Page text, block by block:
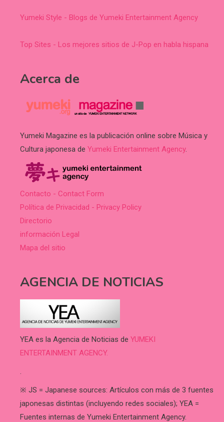
Yumeki Style - Blogs de Yumeki Entertainment Agency
Top Sites - Los mejores sitios de J-Pop en habla hispana
Acerca de
Yumeki Magazine es la publicación online sobre Música y
Cultura japonesa de Yumeki Entertainment Agency.
Contacto - Contact Form
Política de Privacidad - Privacy Policy
Directorio
información Legal
Mapa del sitio
AGENCIA DE NOTICIAS
YEA es la Agencia de Noticias de YUMEKI
ENTERTAINMENT AGENCY.
.
※ JS = Japanese sources: Artículos con más de 3 fuentes
japonesas distintas (incluyendo redes sociales); YEA =
Fuentes internas de Yumeki Entertainment Agency.